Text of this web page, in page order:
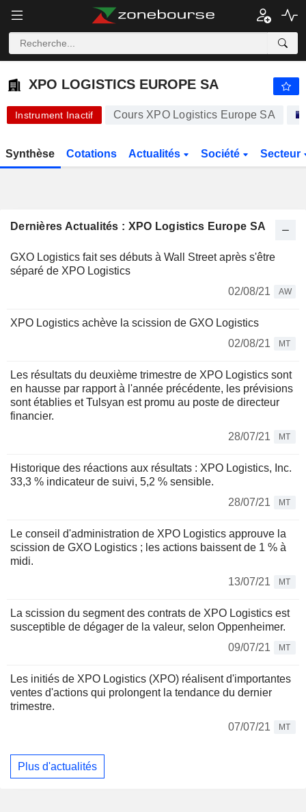
XPO LOGISTICS EUROPE SA 315,00 € -
XPO LOGISTICS EUROPE SA
Instrument Inactif Cours XPO Logistics Europe SA
Synthèse Cotations Actualités Société Secteur
Dernières Actualités : XPO Logistics Europe SA
GXO Logistics fait ses débuts à Wall Street après s'être
séparé de XPO Logistics
02/08/21
AW
XPO Logistics achève la scission de GXO Logistics
02/08/21
MT
Les résultats du deuxième trimestre de XPO Logistics sont
en hausse par rapport à l'année précédente, les prévisions
sont établies et Tulsyan est promu au poste de directeur
financier.
28/07/21
MT
Historique des réactions aux résultats : XPO Logistics, Inc.
33,3 % indicateur de suivi, 5,2 % sensible.
28/07/21
MT
Le conseil d'administration de XPO Logistics approuve la
scission de GXO Logistics ; les actions baissent de 1 % à
midi.
13/07/21
MT
La scission du segment des contrats de XPO Logistics est
susceptible de dégager de la valeur, selon Oppenheimer.
09/07/21
MT
Les initiés de XPO Logistics (XPO) réalisent d'importantes
ventes d'actions qui prolongent la tendance du dernier
trimestre.
07/07/21
MT
Plus d'actualités